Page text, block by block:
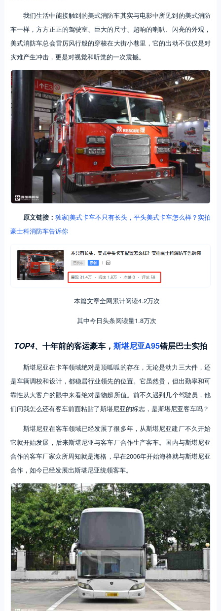
我们生活中能接触到的美式消防车其实与电影中所见到的美式消防
车一样，方方正正的驾驶室、巨大的尺寸、超响的喇叭、闪亮的外观，
美式消防车总会雷厉风行般的穿梭在大街小巷里，它的出动不仅仅是对
灾难产生冲击，更是对视觉和听觉的一次震撼。
原文链接： 独家|美式卡车不只有长头，平头美式卡车怎么样？实拍
豪士科消防车告诉你
本篇文章全网累计阅读4.2万次
其中今日头条阅读量1.8万次
TOP4、 十年前的客运豪车， 斯堪尼亚A95错层巴士实拍
斯堪尼亚在卡车领域绝对是顶呱呱的存在，无论是动力三大件，还
是车辆调校和设计，都稳居行业领先的位置。它虽然贵，但出勤率和可
靠性从大客户的眼中来看绝对是物超所值。前不久遇到几个驾驶员，他
们问我怎么还有客车前面粘贴了斯堪尼亚的标志，是斯堪尼亚客车吗？
斯堪尼亚在客车领域已经发展了很多年，从斯堪尼亚建厂不久开始
它就开始发展，后来斯堪尼亚与客车厂合作生产客车。国内与斯堪尼亚
合作的客车厂家众所周知就是海格，早在2006年开始海格就与斯堪尼亚
合作，如今已经发展出斯堪尼亚统领客车。